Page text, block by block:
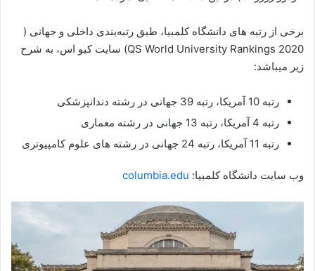
برخی از رتبه های دانشگاه کلمبیا، طبق رتبه‌بندی داخلی و جهانی (
QS World University Rankings 2020) سایت کیو اس، به شرح
زیر میباشد:
رتبه 10 آمریکا، رتبه 39 جهانی در رشته دندانپزشکی
رتبه 4 آمریکا، رتبه 13 جهانی در رشته معماری
رتبه 11 آمریکا، رتبه 24 جهانی در رشته های علوم کامپیوتری
وب سایت دانشگاه کلمبیا: columbia.edu